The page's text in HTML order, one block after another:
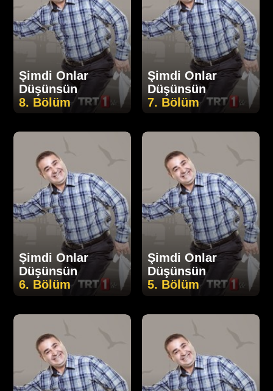
Şimdi Onlar
Düşünsün
8. Bölüm
Şimdi Onlar
Düşünsün
7. Bölüm
Şimdi Onlar
Düşünsün
6. Bölüm
Şimdi Onlar
Düşünsün
5. Bölüm